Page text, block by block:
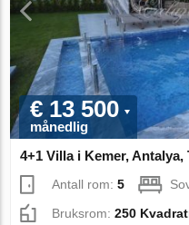
€ 13 500
månedlig
4+1 Villa i Kemer, Antalya,
Antall rom:5
Bruksrom:250